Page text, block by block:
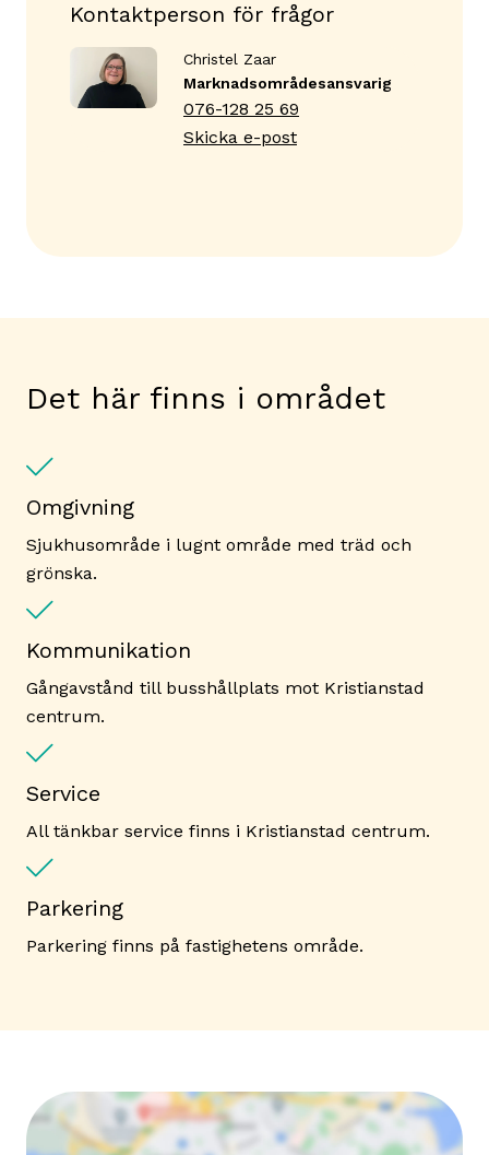
Kontaktperson för frågor
Christel Zaar
Marknadsområdes­ansvarig
076-128 25 69
Skicka e-post
Det här finns i området
Omgivning
Sjukhusområde i lugnt område med träd och
grönska.
Kommunikation
Gångavstånd till busshållplats mot Kristianstad
centrum.
Service
All tänkbar service finns i Kristianstad centrum.
Parkering
Parkering finns på fastighetens område.